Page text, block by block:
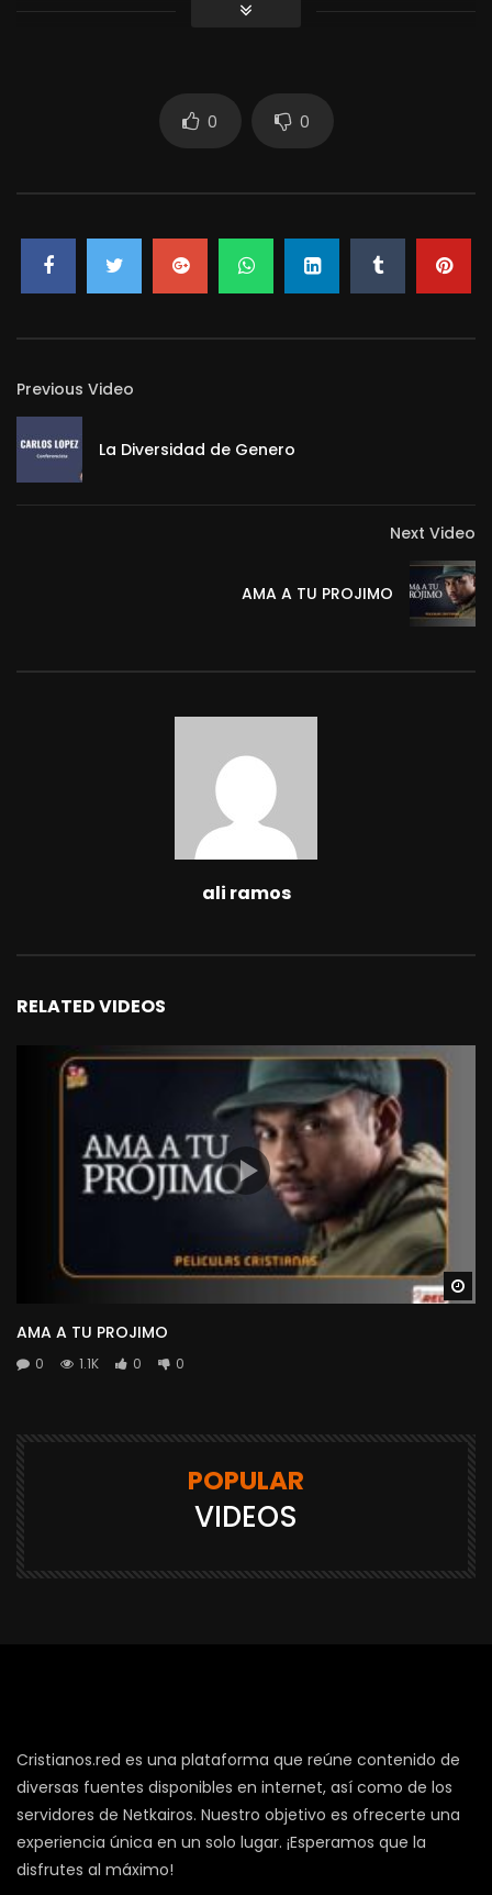
0 0
Previous Video
La Diversidad de Genero
Next Video
AMA A TU PROJIMO
ali ramos
RELATED VIDEOS
AMA A TU PROJIMO
0 1.1K 0 0
POPULAR
VIDEOS
Cristianos.red es una plataforma que reúne contenido de
diversas fuentes disponibles en internet, así como de los
servidores de Netkairos. Nuestro objetivo es ofrecerte una
experiencia única en un solo lugar. ¡Esperamos que la
disfrutes al máximo!